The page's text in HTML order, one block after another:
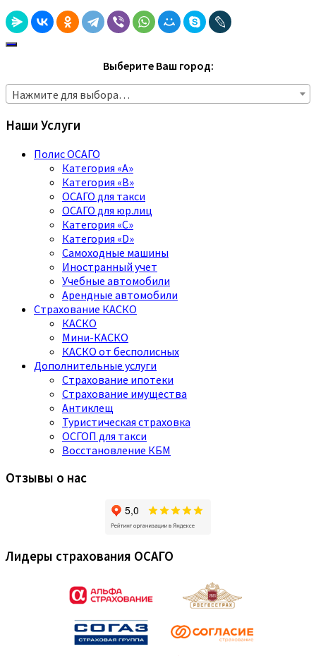
Выберите Ваш город:
Нажмите для выбора…
Наши Услуги
Полис ОСАГО
Категория «A»
Категория «B»
ОСАГО для такси
ОСАГО для юр.лиц
Категория «C»
Категория «D»
Самоходные машины
Иностранный учет
Учебные автомобили
Арендные автомобили
Страхование КАСКО
КАСКО
Мини-КАСКО
КАСКО от бесполисных
Дополнительные услуги
Страхование ипотеки
Страхование имущества
Антиклещ
Туристическая страховка
ОСГОП для такси
Восстановление КБМ
Отзывы о нас
Лидеры страхования ОСАГО